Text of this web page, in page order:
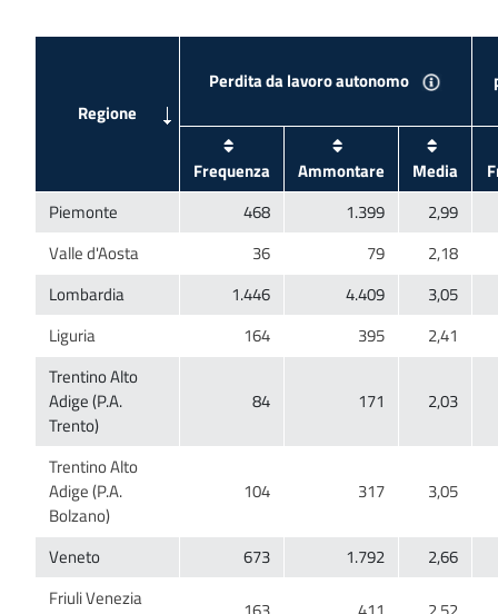
Trentino Alto
Adige (P.A.
Trentino Alto
Adige (P.A.
Friuli Venezia